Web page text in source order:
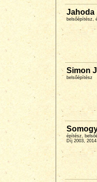
Jahoda
belsőépítész,
Simon
belsőépítész
építész,
Díj 2003,